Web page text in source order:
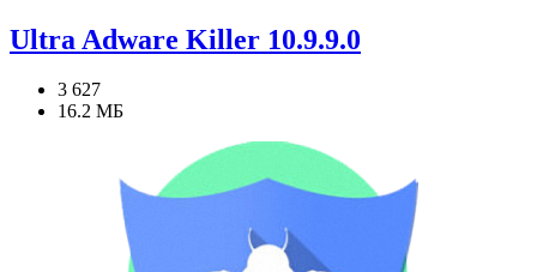
Ultra Adware Killer 10.9.9.0
3 627
16.2 МБ